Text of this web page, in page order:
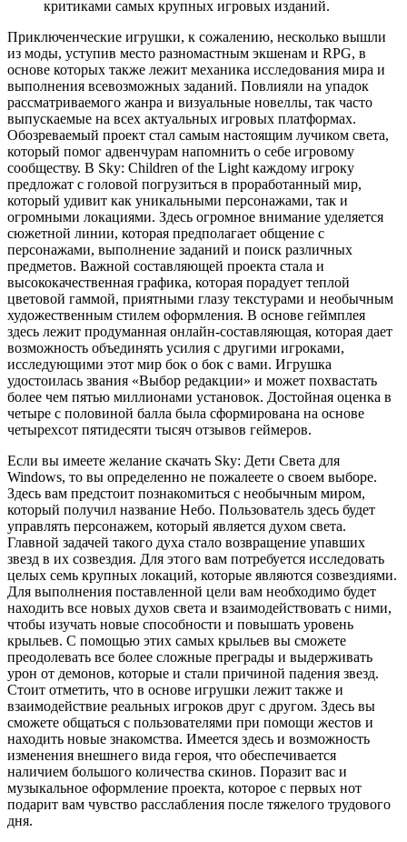
критиками самых крупных игровых изданий.
Приключенческие игрушки, к сожалению, несколько вышли
из моды, уступив место разномастным экшенам и RPG, в
основе которых также лежит механика исследования мира и
выполнения всевозможных заданий. Повлияли на упадок
рассматриваемого жанра и визуальные новеллы, так часто
выпускаемые на всех актуальных игровых платформах.
Обозреваемый проект стал самым настоящим лучиком света,
который помог адвенчурам напомнить о себе игровому
сообществу. В Sky: Children of the Light каждому игроку
предложат с головой погрузиться в проработанный мир,
который удивит как уникальными персонажами, так и
огромными локациями. Здесь огромное внимание уделяется
сюжетной линии, которая предполагает общение с
персонажами, выполнение заданий и поиск различных
предметов. Важной составляющей проекта стала и
высококачественная графика, которая порадует теплой
цветовой гаммой, приятными глазу текстурами и необычным
художественным стилем оформления. В основе геймплея
здесь лежит продуманная онлайн-составляющая, которая дает
возможность объединять усилия с другими игроками,
исследующими этот мир бок о бок с вами. Игрушка
удостоилась звания «Выбор редакции» и может похвастать
более чем пятью миллионами установок. Достойная оценка в
четыре с половиной балла была сформирована на основе
четырехсот пятидесяти тысяч отзывов геймеров.
Если вы имеете желание скачать Sky: Дети Света для
Windows, то вы определенно не пожалеете о своем выборе.
Здесь вам предстоит познакомиться с необычным миром,
который получил название Небо. Пользователь здесь будет
управлять персонажем, который является духом света.
Главной задачей такого духа стало возвращение упавших
звезд в их созвездия. Для этого вам потребуется исследовать
целых семь крупных локаций, которые являются созвездиями.
Для выполнения поставленной цели вам необходимо будет
находить все новых духов света и взаимодействовать с ними,
чтобы изучать новые способности и повышать уровень
крыльев. С помощью этих самых крыльев вы сможете
преодолевать все более сложные преграды и выдерживать
урон от демонов, которые и стали причиной падения звезд.
Стоит отметить, что в основе игрушки лежит также и
взаимодействие реальных игроков друг с другом. Здесь вы
сможете общаться с пользователями при помощи жестов и
находить новые знакомства. Имеется здесь и возможность
изменения внешнего вида героя, что обеспечивается
наличием большого количества скинов. Поразит вас и
музыкальное оформление проекта, которое с первых нот
подарит вам чувство расслабления после тяжелого трудового
дня.